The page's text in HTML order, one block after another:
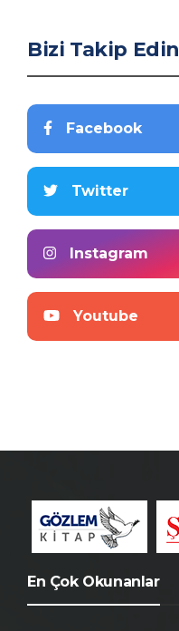
Bizi Takip Edin
Facebook
Twitter
Instagram
Youtube
En Çok Okunanlar